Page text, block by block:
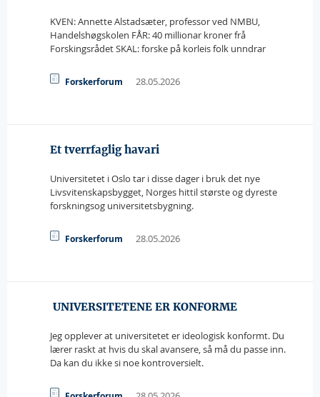
KVEN: Annette Alstadsæter, professor ved NMBU,
Handelshøgskolen FÅR: 40 millionar kroner frå
Forskingsrådet SKAL: forske på korleis folk unndrar
Forskerforum 28.05.2026
Et tverrfaglig havari
Universitetet i Oslo tar i disse dager i bruk det nye
Livsvitenskapsbygget, Norges hittil største og dyreste
forskningsog universitetsbygning.
Forskerforum 28.05.2026
 UNIVERSITETENE ER KONFORME
Jeg opplever at universitetet er ideologisk konformt. Du
lærer raskt at hvis du skal avansere, så må du passe inn.
Da kan du ikke si noe kontroversielt.